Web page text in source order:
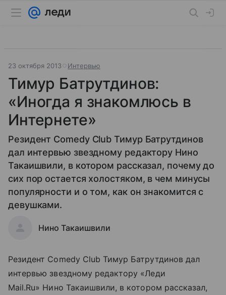
23 октября 2013 Интервью
Тимур Батрутдинов:
«Иногда я знакомлюсь в
Интернете»
Резидент Comedy Club Тимур Батрутдинов
дал интервью звездному редактору Нино
Такаишвили, в котором рассказал, почему до
сих пор остается холостяком, в чем минусы
популярности и о том, как он знакомится с
девушками.
Нино Такаишвили
Резидент Comedy Club Тимур Батрутдинов дал
интервью звездному редактору «Леди
Mail.Ru» Нино Такаишвили, в котором рассказал,